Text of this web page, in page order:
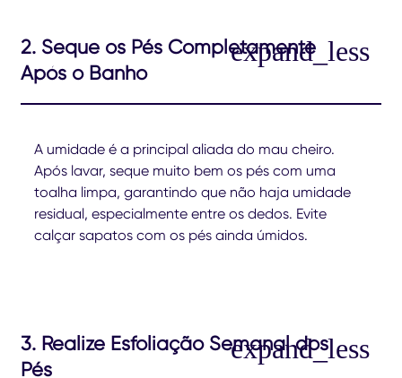
2. Seque os Pés Completamente
Após o Banho
A umidade é a principal aliada do mau cheiro.
Após lavar, seque muito bem os pés com uma
toalha limpa, garantindo que não haja umidade
residual, especialmente entre os dedos. Evite
calçar sapatos com os pés ainda úmidos.
3. Realize Esfoliação Semanal dos
Pés